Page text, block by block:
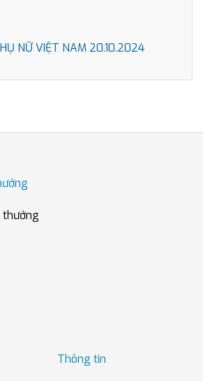
NỮ VIỆT NAM 20.10.2024
Thông tin